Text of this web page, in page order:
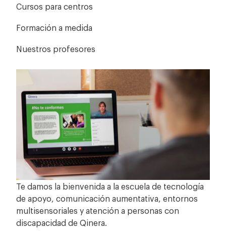
Cursos para centros
Formación a medida
Nuestros profesores
Te damos la bienvenida a la escuela de tecnología
de apoyo, comunicación aumentativa, entornos
multisensoriales y atención a personas con
discapacidad de Qinera.